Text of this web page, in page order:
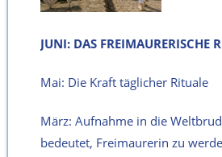
JUNI: DAS FREIMAURERISCHE
Mai: Die Kraft täglicher Rituale
März: Aufnahme in die
bedeutet, Freimaurerin zu